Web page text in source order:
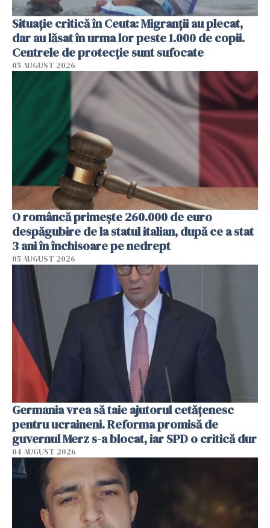
Situație critică în Ceuta: Migranții au plecat,
dar au lăsat în urma lor peste 1.000 de copii.
Centrele de protecție sunt sufocate
05 AUGUST 2026
O româncă primește 260.000 de euro
despăgubire de la statul italian, după ce a stat
3 ani în închisoare pe nedrept
05 AUGUST 2026
Germania vrea să taie ajutorul cetățenesc
pentru ucraineni. Reforma promisă de
guvernul Merz s-a blocat, iar SPD o critică dur
04 AUGUST 2026